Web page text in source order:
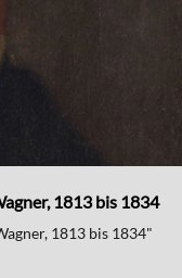
1813 bis 1834
1813 bis 1834"